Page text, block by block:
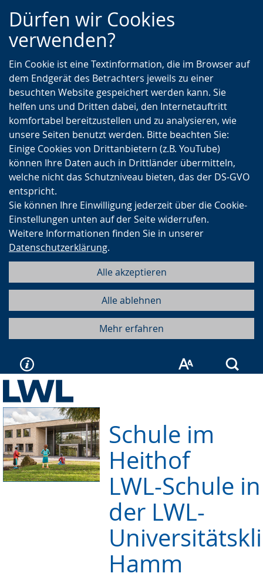
Zur
Hauptnavigation
Zur
Seitennavigation
Zum
Inhalt
Dürfen wir Cookies
verwenden?
Ein Cookie ist eine Textinformation, die im Browser auf
dem Endgerät des Betrachters jeweils zu einer
besuchten Website gespeichert werden kann. Sie
helfen uns und Dritten dabei, den Internetauftritt
komfortabel bereitzustellen und zu analysieren, wie
unsere Seiten benutzt werden. Bitte beachten Sie:
Einige Cookies von Drittanbietern (z.B. YouTube)
können Ihre Daten auch in Drittländer übermitteln,
welche nicht das Schutzniveau bieten, das der DS-GVO
entspricht.
Sie können Ihre Einwilligung jederzeit über die Cookie-
Einstellungen unten auf der Seite widerrufen.
Weitere Informationen finden Sie in unserer
Datenschutzerklärung.
Alle akzeptieren
Alle ablehnen
Mehr erfahren
Schule im
Heithof
LWL-Schule in
der LWL-
Hamm